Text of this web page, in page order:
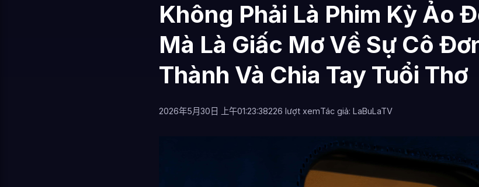
Không Phải Là Phim Kỳ Ảo
Mà Là Giấc Mơ Về Sự Cô
Thành Và Chia Tay Tuổi Thơ
2026年5月30日 上午01:23:38226 lượt xemTác giả: LaBuLaTV